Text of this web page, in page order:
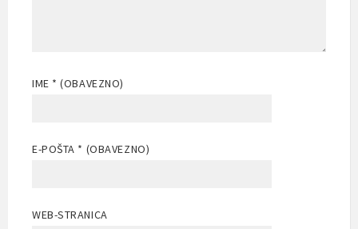
IME * (OBAVEZNO)
E-POŠTA * (OBAVEZNO)
WEB-STRANICA